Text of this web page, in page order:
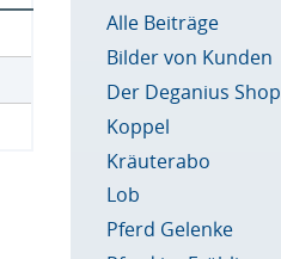
Alle Beiträge
Bilder von Kunden
Der Deganius Shop
Koppel
Kräuterabo
Lob
Pferd Gelenke